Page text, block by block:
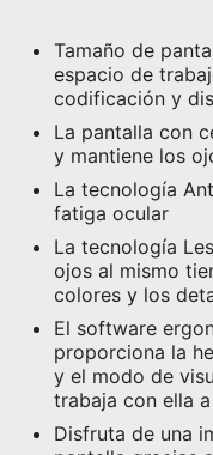
Tamaño de
espacio de
codificación y
La pantalla con
y mantiene los
La tecnología
fatiga ocular
La tecnología
ojos al mismo
colores y los
El software
proporciona la
y el modo de
trabaja con ella
Disfruta de una